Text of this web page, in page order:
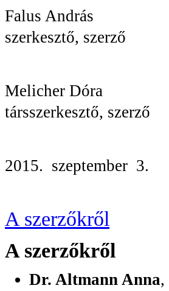
Falus András
szerkesztő, szerző
Melicher Dóra
társszerkesztő, szerző
2015. szeptember 3.
A szerzőkről
A szerzőkről
Dr. Altmann Anna,